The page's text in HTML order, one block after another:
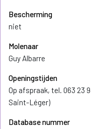
Bescherming
niet
Molenaar
Guy Albarre
Openingstijden
Op afspraak, tel. 063 23
Saint-Léger)
Database nummer